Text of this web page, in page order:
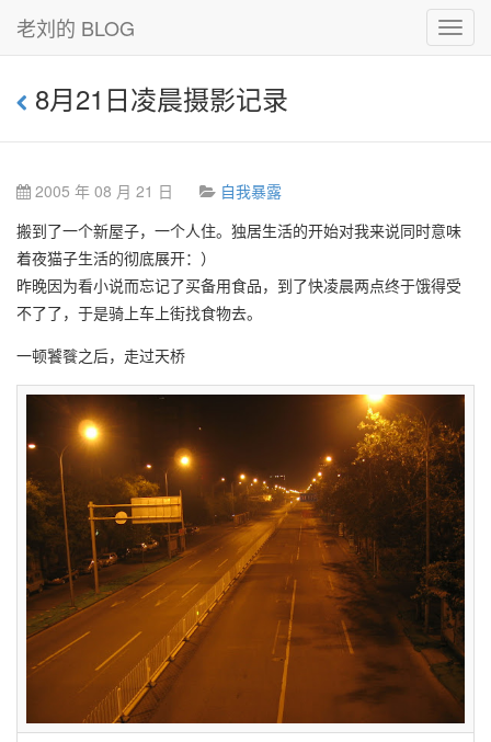
老刘的 BLOG
8月21日凌晨摄影记录
2005 年 08 月 21 日
自我暴露
搬到了一个新屋子，一个人住。独居生活的开始对我来说同时意味
着夜猫子生活的彻底展开：）
昨晚因为看小说而忘记了买备用食品，到了快凌晨两点终于饿得受
不了了，于是骑上车上街找食物去。
一顿饕餮之后，走过天桥